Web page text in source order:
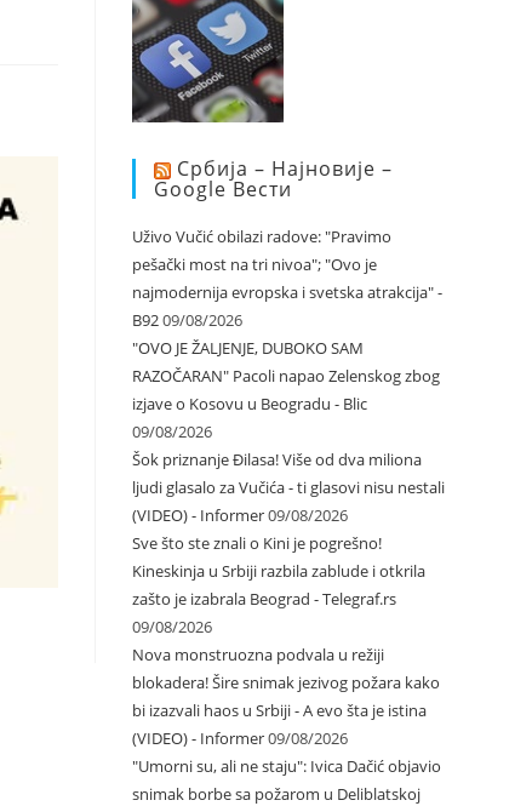
Србија – Најновије –
Google Вести
Uživo Vučić obilazi radove: "Pravimo
pešački most na tri nivoa"; "Ovo je
najmodernija evropska i svetska atrakcija" -
B9209/08/2026
"OVO JE ŽALJENJE, DUBOKO SAM
RAZOČARAN" Pacoli napao Zelenskog zbog
izjave o Kosovu u Beogradu - Blic
09/08/2026
Šok priznanje Đilasa! Više od dva miliona
ljudi glasalo za Vučića - ti glasovi nisu nestali
(VIDEO) - Informer09/08/2026
Sve što ste znali o Kini je pogrešno!
Kineskinja u Srbiji razbila zablude i otkrila
zašto je izabrala Beograd - Telegraf.rs
09/08/2026
Nova monstruozna podvala u režiji
blokadera! Šire snimak jezivog požara kako
bi izazvali haos u Srbiji - A evo šta je istina
(VIDEO) - Informer09/08/2026
"Umorni su, ali ne staju": Ivica Dačić objavio
snimak borbe sa požarom u Deliblatskoj